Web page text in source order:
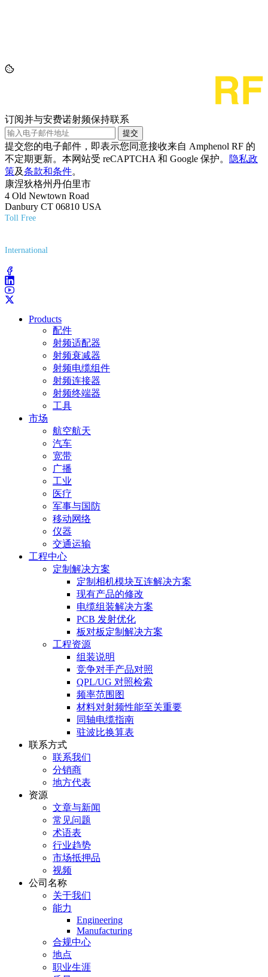
订阅并与安费诺射频保持联系
提交
提交您的电子邮件，即表示您同意接收来自 Amphenol RF 的
不定期更新。本网站受 reCAPTCHA 和 Google 保护。
隐私政
策及条款和条件。
康涅狄格州丹伯里市
4 Old Newtown Road
Danbury CT 06810 USA
Toll Free
International
Products
配件
射频适配器
射频衰减器
射频电缆组件
射频连接器
射频终端器
工具
市场
航空航天
汽车
宽带
广播
工业
医疗
军事与国防
移动网络
仪器
交通运输
工程中心
定制解决方案
定制相机模块互连解决方案
现有产品的修改
电缆组装解决方案
PCB 发射优化
板对板定制解决方案
工程资源
组装说明
竞争对手产品对照
QPL/UG 对照检索
频率范围图
材料对射频性能至关重要
同轴电缆指南
驻波比换算表
联系方式
联系我们
分销商
地方代表
资源
文章与新闻
常见问题
术语表
行业趋势
市场抵押品
视频
公司名称
关于我们
能力
Engineering
Manufacturing
合规中心
地点
职业生涯